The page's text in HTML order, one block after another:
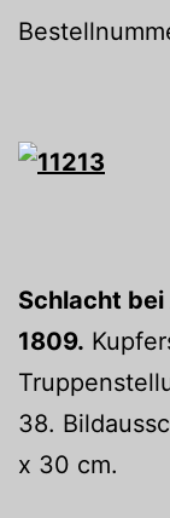
Schlacht bei
1809.
38.
x 30 cm.